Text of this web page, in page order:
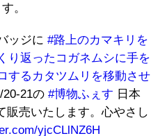
。
ッジに #路上のカマキリを
り返ったコガネムシに手を
するカタツムリを移動させ
21の #博物ふぇす 日本
販売いたします。心やさし
yjcCLlNZ6H